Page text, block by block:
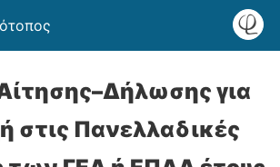
για
στις Πανελλαδικές